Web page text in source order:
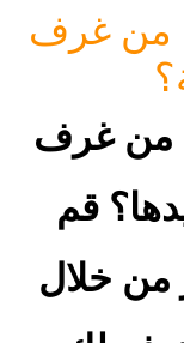
من غرف
من غرف
قم
من خلال